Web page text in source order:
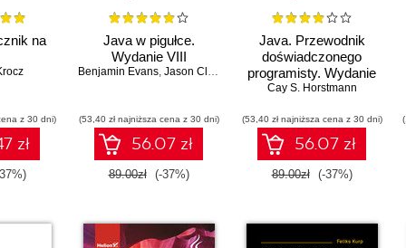
na
z 30 dni)
zł
Java w pigułce.
Wydanie VIII
Benjamin Evans, Jason Clark David Flanagan
(53,40 zł najniższa cena z 30 dni)
56.07 zł
89.00zł (-37%)
Java. Przewodnik
doświadczonego
programisty. Wydanie
III
Cay S. Horstmann
(53,40 zł najniższa cena z 30 dni)
56.07 zł
89.00zł (-37%)